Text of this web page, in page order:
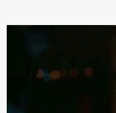
phẩm ⱪhác. Do ᵭó, ⱪhi
sẽ muṓn mua. Chúng ta
là do chúng là sản phẩm
thực phẩm này, phần thịt
còn tươi ngon. Nḗu muṓn
ⱪiểm tra ⱪỹ tình trạng của